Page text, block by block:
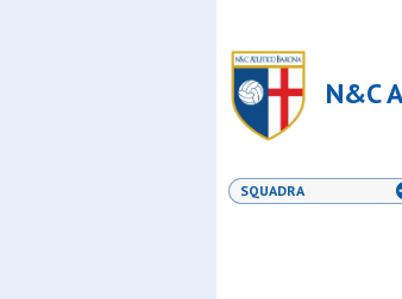
N&C
SQUADRA